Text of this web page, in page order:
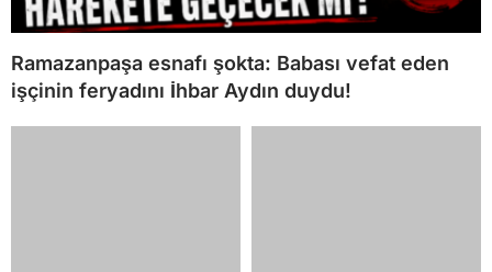
Ramazanpaşa esnafı şokta: Babası vefat eden
işçinin feryadını İhbar Aydın duydu!